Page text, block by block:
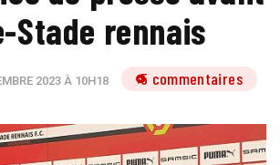
Stade rennais
2023 À 10H18 5 commentaires